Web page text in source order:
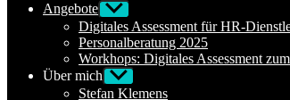
Angebote Untermenü
anzeigen
Digitales Assessment für HR-
Personalberatung 2025
Workhops: Digitales Assessment
Über mich Untermenü
anzeigen
Stefan Klemens